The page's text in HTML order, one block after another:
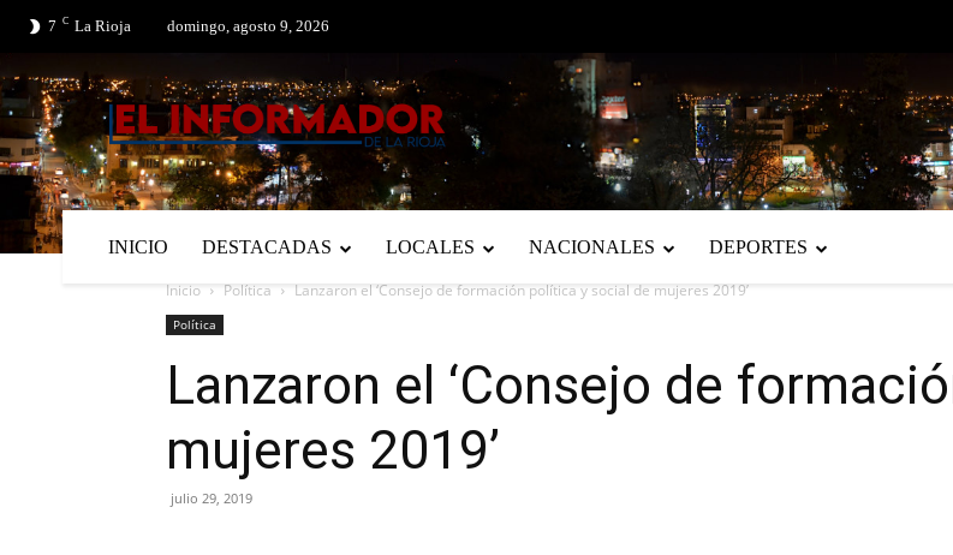
7 C La Rioja domingo, agosto 9, 2026
INICIO DESTACADAS LOCALES NACIONALES DEPORTES
Inicio Política Lanzaron el ‘Consejo de formación política y social de mujeres 2019’
Política
Lanzaron el ‘Consejo de
mujeres 2019’
julio 29, 2019